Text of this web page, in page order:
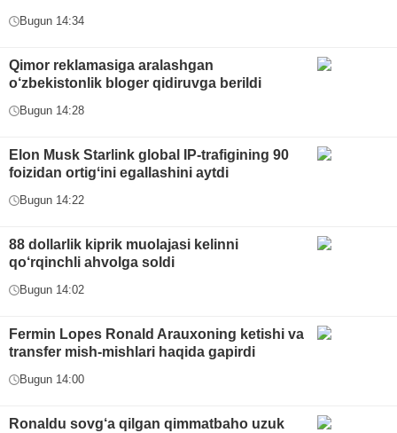
Bugun 14:34
Qimor reklamasiga aralashgan
o‘zbekistonlik bloger qidiruvga berildi
Bugun 14:28
Elon Musk Starlink global IP-trafigining 90
foizidan ortigʻini egallashini aytdi
Bugun 14:22
88 dollarlik kiprik muolajasi kelinni
qo‘rqinchli ahvolga soldi
Bugun 14:02
Fermin Lopes Ronald Arauxoning ketishi va
transfer mish-mishlari haqida gapirdi
Bugun 14:00
Ronaldu sovg‘a qilgan qimmatbaho uzuk